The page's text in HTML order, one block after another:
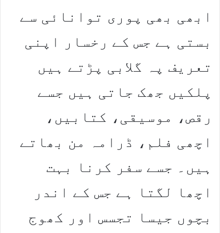
ابھی بھی پوری توانائی سے
بستی ہے جس کے رخسار اپنی
تعریف پہ گلابی پڑتے ہیں
پلکیں جھک جاتی ہیں جسے
رقص، موسیقی، کتابیں،
اچھی فلم، ڈرامہ من بھاتے
ہیں۔ جسے سفر کرنا بہت
اچھا لگتا ہے جس کے اندر
بچوں جیسا تجسس اور کھوج